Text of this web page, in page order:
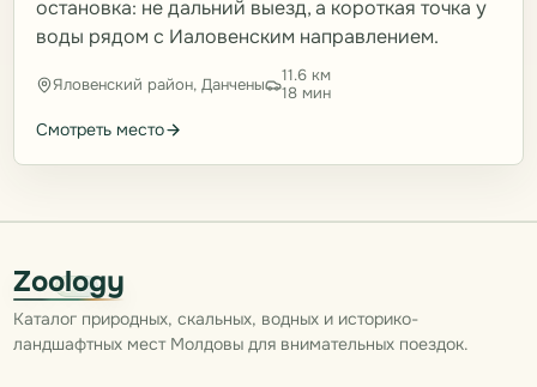
остановка: не дальний выезд, а короткая точка у
воды рядом с Иаловенским направлением.
Яловенский район, Данчены
11.6 км
18 мин
Смотреть место
Zoology
Каталог природных, скальных, водных и историко-
ландшафтных мест Молдовы для внимательных поездок.